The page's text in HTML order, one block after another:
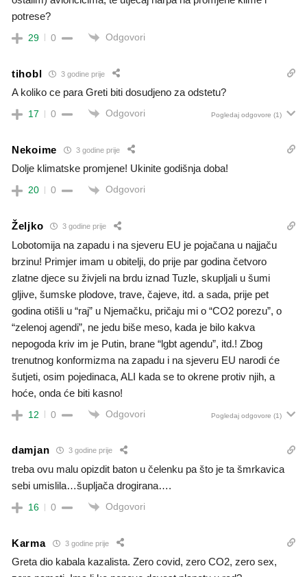
potrese?
29 0 Odgovori
tihobl 3 godine prije
A koliko ce para Greti biti dosudjeno za odstetu?
17 0 Odgovori Pogledaj odgovore (1)
Nekoime 3 godine prije
Dolje klimatske promjene! Ukinite godišnja doba!
20 0 Odgovori
Željko 3 godine prije
Lobotomija na zapadu i na sjeveru EU je pojačana u najjaču
brzinu! Primjer imam u obitelji, do prije par godina četvoro
zlatne djece su živjeli na brdu iznad Tuzle, skupljali u šumi
gljive, šumske plodove, trave, čajeve, itd. a sada, prije pet
godina otišli u “raj” u Njemačku, pričaju mi o “CO2 porezu”, o
“zelenoj agendi”, ne jedu biše meso, kada je bilo kakva
nepogoda kriv im je Putin, brane “lgbt agendu”, itd.! Zbog
trenutnog konformizma na zapadu i na sjeveru EU narodi će
šutjeti, osim pojedinaca, ALI kada se to okrene protiv njih, a
hoće, onda će biti kasno!
12 0 Odgovori Pogledaj odgovore (1)
damjan 3 godine prije
treba ovu malu opizdit baton u čelenku pa što je ta šmrkavica
sebi umislila…šupljača drogirana….
16 0 Odgovori
Karma 3 godine prije
Greta dio kabala kazalista. Zero covid, zero CO2, zero sex,